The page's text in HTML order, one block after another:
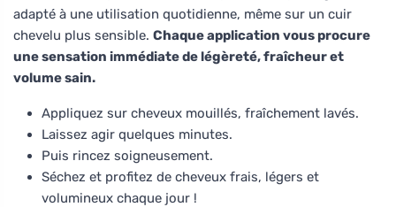
adapté à une utilisation quotidienne, même sur un cuir
chevelu plus sensible. Chaque application vous procure
une sensation immédiate de légèreté, fraîcheur et
volume sain.
Appliquez sur cheveux mouillés, fraîchement lavés.
Laissez agir quelques minutes.
Puis rincez soigneusement.
Séchez et profitez de cheveux frais, légers et
volumineux chaque jour !